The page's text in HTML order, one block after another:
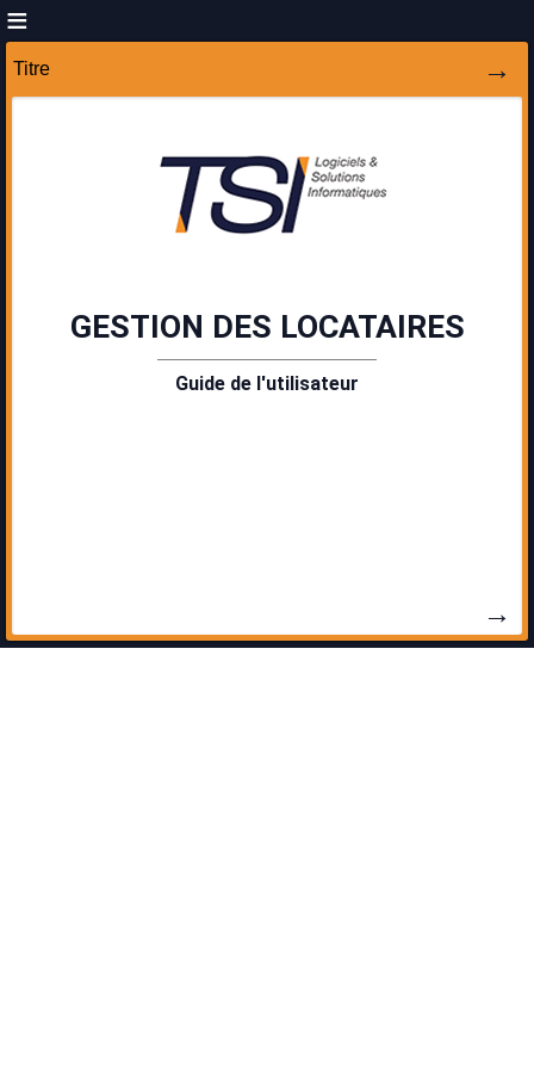
Titre
GESTION DES LOCATAIRES
Guide de l'utilisateur